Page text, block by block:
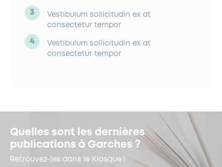
Vestibulum sollicitudin ex at
consectetur tempor
Vestibulum sollicitudin ex at
consectetur tempor
Quelles sont les dernières
publications à Garches ?
Retrouvez-les dans le Kiosque !